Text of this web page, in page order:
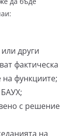
други
фактическа
функциите;
с решение
на